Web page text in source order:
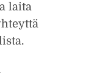
laita